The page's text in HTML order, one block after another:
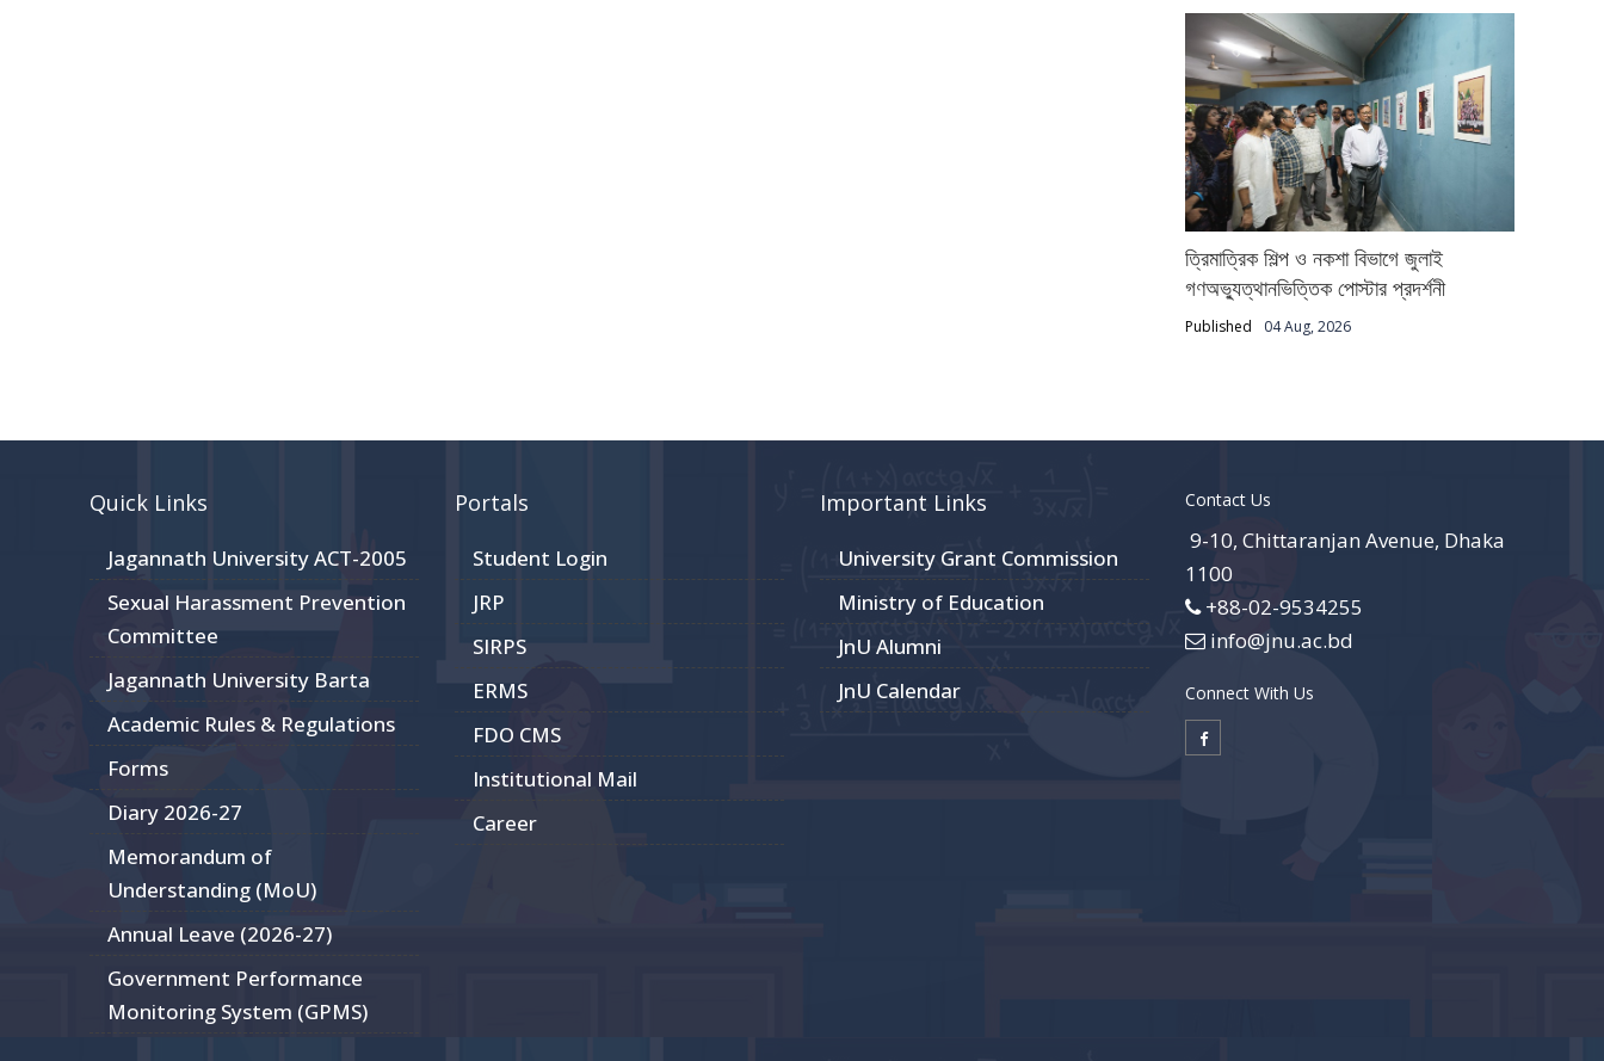
ত্রিমাত্রিক শিল্প ও নকশা বিভাগে জুলাই
গণঅভ্যুত্থানভিত্তিক পোস্টার প্রদর্শনী
Published 04 Aug, 2026
Quick Links
Jagannath University ACT-2005
Sexual Harassment Prevention
Committee
Jagannath University Barta
Academic Rules & Regulations
Forms
Diary 2026-27
Memorandum of
Understanding (MoU)
Annual Leave (2026-27)
Government Performance
Monitoring System (GPMS)
Portals
Student Login
JRP
SIRPS
ERMS
FDO CMS
Institutional Mail
Career
Important Links
University Grant Commission
Ministry of Education
JnU Alumni
JnU Calendar
Contact Us
9-10, Chittaranjan Avenue, Dhaka
1100
+88-02-9534255
info@jnu.ac.bd
Connect With Us